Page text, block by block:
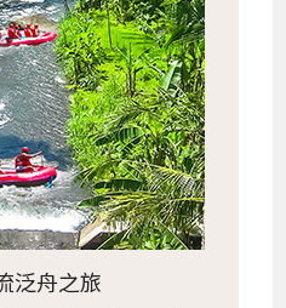
泛舟之旅